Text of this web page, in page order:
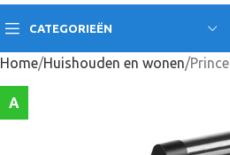
CATEGORIEËN
Home Huishouden en wonen
A